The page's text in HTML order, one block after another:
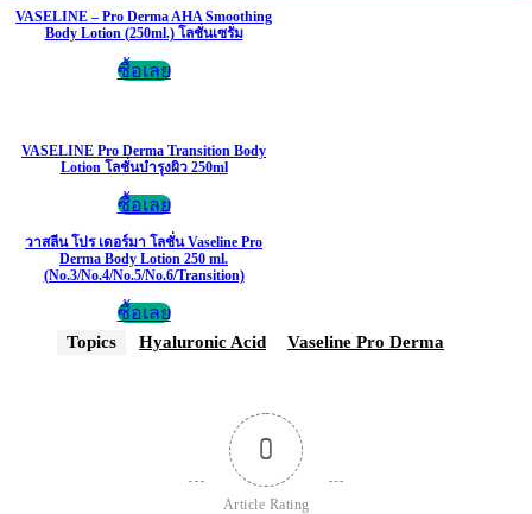
VASELINE – Pro Derma AHA Smoothing
Body Lotion (250ml.) โลชั่นเซรั่ม
ซื้อเลย
VASELINE Pro Derma Transition Body
Lotion โลชั่นบำรุงผิว 250ml
ซื้อเลย
วาสลีน โปร เดอร์มา โลชั่น Vaseline Pro
Derma Body Lotion 250 ml.
(No.3/No.4/No.5/No.6/Transition)
ซื้อเลย
Topics Hyaluronic Acid Vaseline Pro Derma
0
Article Rating